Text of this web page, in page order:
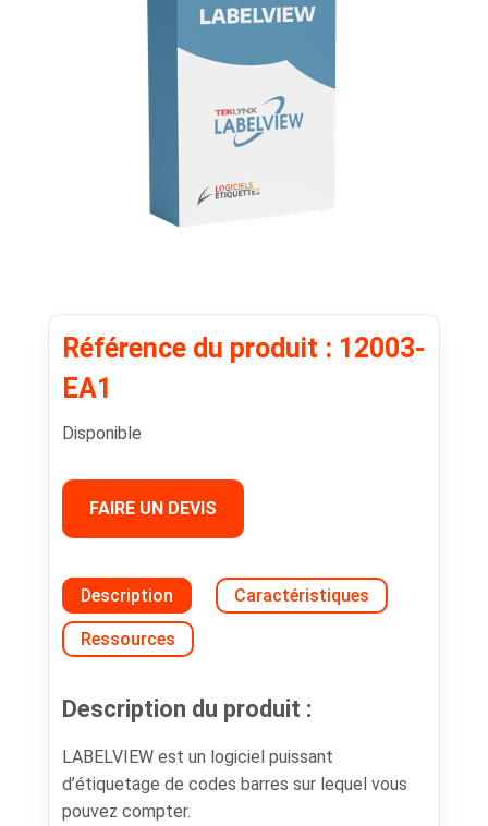
Référence du produit : 12003-
EA1
Disponible
FAIRE UN DEVIS
Description Caractéristiques
Ressources
Description du produit :
LABELVIEW est un logiciel puissant
d’étiquetage de codes barres sur lequel vous
pouvez compter.